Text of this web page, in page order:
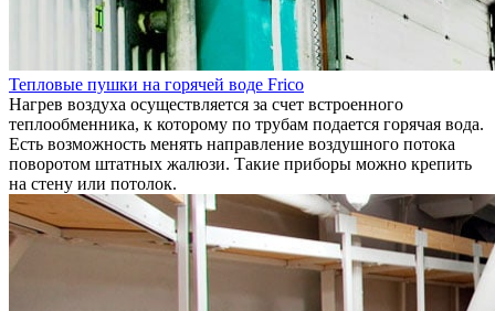
Тепловые пушки на горячей воде Frico
Нагрев воздуха осуществляется за счет встроенного
теплообменника, к которому по трубам подается горячая вода.
Есть возможность менять направление воздушного потока
поворотом штатных жалюзи. Такие приборы можно крепить
на стену или потолок.